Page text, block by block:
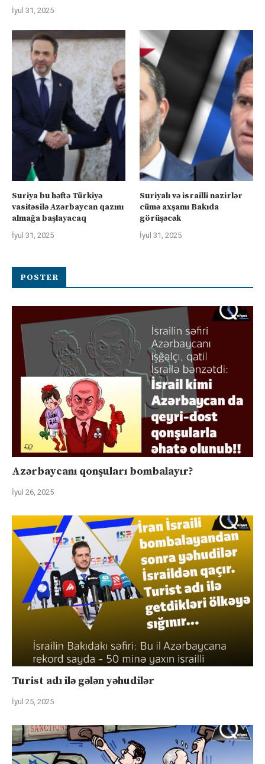
İyul 31, 2025
Suriya bu həftə Türkiyə
vasitəsilə Azərbaycan qazını
almağa başlayacaq
İyul 31, 2025
Suriyalı və israilli nazirlər
cümə axşamı Bakıda
görüşəcək
İyul 31, 2025
POSTER
Azərbaycanı qonşuları bombalayır?
İyul 26, 2025
Turist adı ilə gələn yəhudilər
İyul 25, 2025